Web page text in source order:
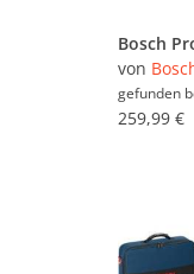
von
gefunden
259,99 €